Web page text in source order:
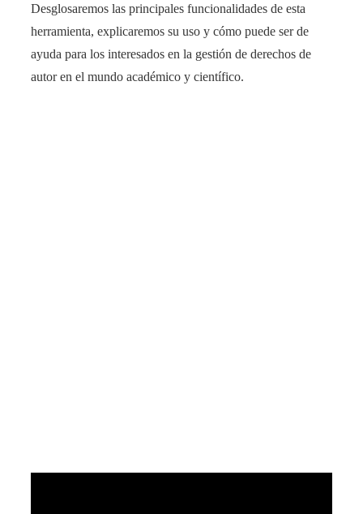
Desglosaremos las principales funcionalidades de esta
herramienta, explicaremos su uso y cómo puede ser de
ayuda para los interesados en la gestión de derechos de
autor en el mundo académico y científico.